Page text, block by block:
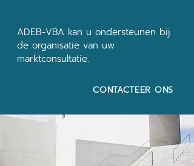
ADEB-VBA kan u ondersteunen bij
de organisatie van uw
marktconsultatie.
CONTACTEER ONS